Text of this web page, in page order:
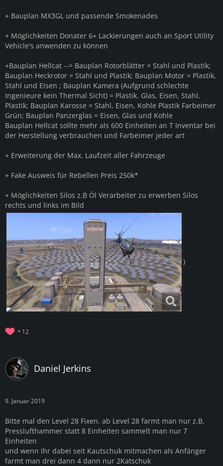
+ Bauplan MX3GL und passende Smokenades
+ Möglichkeiten Donater 6+ Lackierungen auch an Sport Utility
Vehicle's anwenden zu können
+Bauplan Hellcat --> Bauplan Rotorblätter = Stahl und Plastik;
Bauplan Heckrotor = Stahl und Plastik; Bauplan Motor = Plastik,
Stahl und Eisen ; Bauplan Kamera (Aufgrund schlechte
Ingenieure kein Thermal Sicht) = Plastik. Glas, Eisen, Stahl,
Plastik; Bauplan Karosse = Stahl, Eisen, Kohle Plastik Farbeimer
Grün; Bauplan Panzerglas = Eisen, Glas und Kohle
Bauplan Hellcat sollte mehr als 600 Einheiten an T Inventar bei
der Herstellung verbrauchen und Farbeimer jeder art
+ Erweiterung der Max. Laufzeit aller Fahrzeuge
+ Fake Ausweis für Rebellen Preis 250k*
+ Möglichkeiten Silos z.B Öl Verarbeiter zu erwerben Silos
rechts und links im Bild
)
12
Daniel Jerkins
9. Januar 2019
Bitte mal den Level 28 Fixen. ab Level 28 farmt man nur z.B.
Presslufthammer statt 8 Einheiten sammelt man nur 7
Einheiten
und wenn ihr dabei seit Kautschuk mitmachen als Anfänger
farmt man drei dann 4 dann nur 2Katschuk